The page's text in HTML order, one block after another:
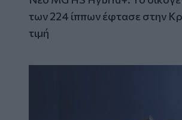
των 224 ίππων έφτασε στην
τιμή